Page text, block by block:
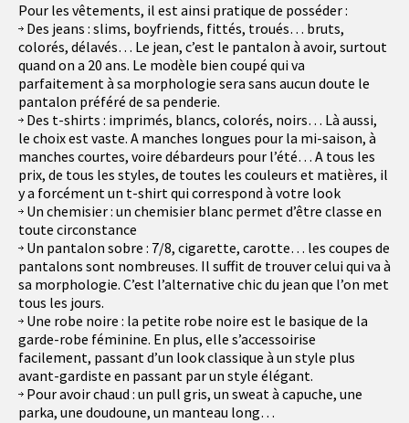
Pour les vêtements, il est ainsi pratique de posséder :
Des jeans : slims, boyfriends, fittés, troués… bruts,
colorés, délavés… Le jean, c’est le pantalon à avoir, surtout
quand on a 20 ans. Le modèle bien coupé qui va
parfaitement à sa morphologie sera sans aucun doute le
pantalon préféré de sa penderie.
Des t-shirts : imprimés, blancs, colorés, noirs… Là aussi,
le choix est vaste. A manches longues pour la mi-saison, à
manches courtes, voire débardeurs pour l’été… A tous les
prix, de tous les styles, de toutes les couleurs et matières, il
y a forcément un t-shirt qui correspond à votre look
Un chemisier : un chemisier blanc permet d’être classe en
toute circonstance
Un pantalon sobre : 7/8, cigarette, carotte… les coupes de
pantalons sont nombreuses. Il suffit de trouver celui qui va à
sa morphologie. C’est l’alternative chic du jean que l’on met
tous les jours.
Une robe noire : la petite robe noire est le basique de la
garde-robe féminine. En plus, elle s’accessoirise
facilement, passant d’un look classique à un style plus
avant-gardiste en passant par un style élégant.
Pour avoir chaud : un pull gris, un sweat à capuche, une
parka, une doudoune, un manteau long…